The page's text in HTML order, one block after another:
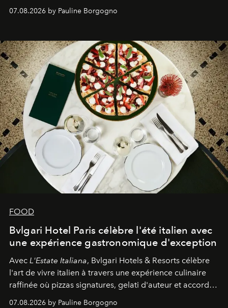
expertise se rencontrent.
07.08.2026 by Pauline Borgogno
FOOD
Bvlgari Hotel Paris célèbre l'été italien avec
une expérience gastronomique d'exception
Avec L'Estate Italiana, Bvlgari Hotels & Resorts célèbre
l'art de vivre italien à travers une expérience culinaire
raffinée où pizzas signatures, gelati d'auteur et accords
d'exception composent un véritable voyage sensoriel.
07.08.2026 by Pauline Borgogno